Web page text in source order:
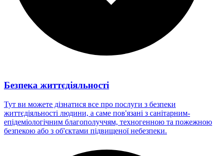
Безпека життєдіяльності
Тут ви можете дізнатися все про послуги з безпеки
життєдіяльності людини, а саме пов'язані з санітарним-
епідеміологічним благополуччям, техногенною та пожежною
безпекою або з об'єктами підвищеної небезпеки.